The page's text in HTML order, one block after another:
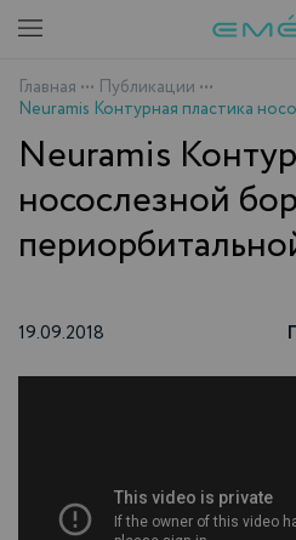
Главная ••• Публикации •••
Neuramis
носослезной
19.09.2018